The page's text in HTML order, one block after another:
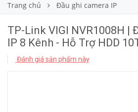
Trang chủ Đầu ghi camera IP
TP-Link VIGI NVR1008H |
IP 8 Kênh - Hỗ Trợ HDD
Đánh giá sản phẩm này